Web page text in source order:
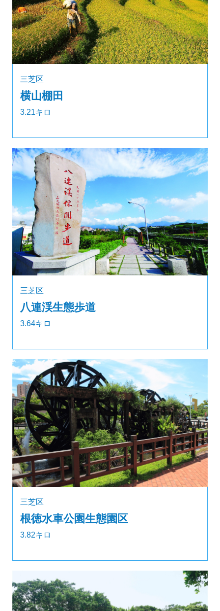
三芝区
横山棚田
3.21キロ
三芝区
八連渓生態歩道
3.64キロ
三芝区
根徳水車公園生態園区
3.82キロ